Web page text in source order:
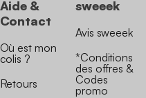
Aide &
Contact
Où est mon
colis ?
Retours
sweeek
Avis sweeek
*Conditions
des offres &
Codes
promo